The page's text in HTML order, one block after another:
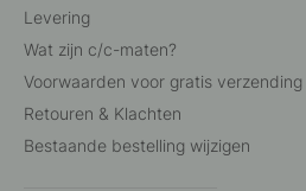
Levering
Wat zijn c/c-maten?
Voorwaarden voor gratis verzending
Retouren & Klachten
Bestaande bestelling wijzigen